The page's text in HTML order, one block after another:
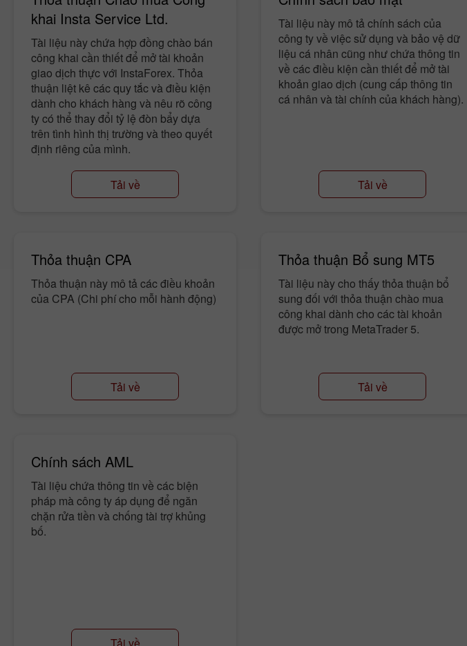
khai Insta Service Ltd.
Tài liệu này chứa hợp đồng chào bán
công khai cần thiết để mở tài khoản
giao dịch thực với InstaForex. Thỏa
thuận liệt kê các quy tắc và điều kiện
dành cho khách hàng và nêu rõ công
ty có thể thay đổi tỷ lệ đòn bẩy dựa
trên tình hình thị trường và theo quyết
định riêng của mình.
Tải về
Tài liệu này mô tả chính sách của
công ty về việc sử dụng và bảo vệ dữ
liệu cá nhân cũng như chứa thông tin
về các điều kiện cần thiết để mở tài
khoản giao dịch (cung cấp thông tin
cá nhân và tài chính của khách hàng).
Tải về
Thỏa thuận CPA
Thỏa thuận này mô tả các điều khoản
của CPA (Chi phí cho mỗi hành động)
Tải về
Thỏa thuận Bổ sung MT5
Tài liệu này cho thấy thỏa thuận bổ
sung đối với thỏa thuận chào mua
công khai dành cho các tài khoản
được mở trong MetaTrader 5.
Tải về
Chính sách AML
Tài liệu chứa thông tin về các biện
pháp mà công ty áp dụng để ngăn
chặn rửa tiền và chống tài trợ khủng
bố.
Tiền thưởng 30%